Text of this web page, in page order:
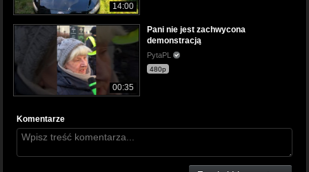
14:00
00:35
Pani nie jest zachwycona
demonstracją
PytaPL
480p
Komentarze